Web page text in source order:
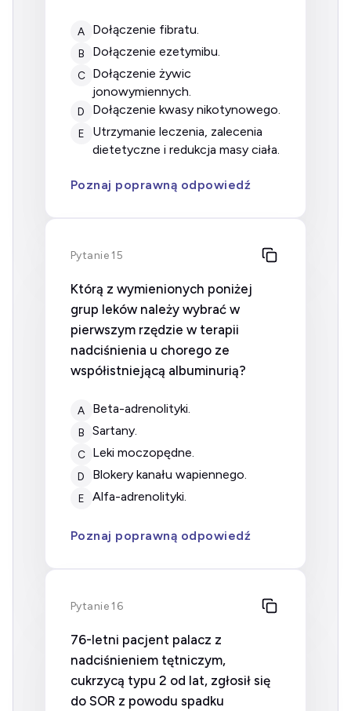
A dołączenie fibratu.
B dołączenie ezetymibu.
C
dołączenie żywic
jonowymiennych.
D dołączenie kwasy nikotynowego.
E
utrzymanie leczenia, zalecenia
dietetyczne i redukcja masy ciała.
Poznaj poprawną odpowiedź
Pytanie 15
Którą z wymienionych poniżej
grup leków należy wybrać w
pierwszym rzędzie w terapii
nadciśnienia u chorego ze
współistniejącą albuminurią?
A beta-adrenolityki.
B sartany.
C leki moczopędne.
D blokery kanału wapiennego.
E alfa-adrenolityki.
Poznaj poprawną odpowiedź
Pytanie 16
76-letni pacjent palacz z
nadciśnieniem tętniczym,
cukrzycą typu 2 od lat, zgłosił się
do SOR z powodu spadku